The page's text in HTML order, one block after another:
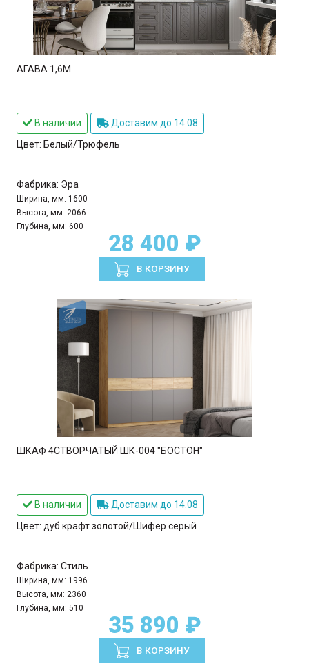
АГАВА 1,6М
В наличии
Доставим до 14.08
Цвет: Белый/Трюфель
Фабрика: Эра
Ширина, мм: 1600
Высота, мм: 2066
Глубина, мм: 600
28 400 ₽
В КОРЗИНУ
ШКАФ 4СТВОРЧАТЫЙ ШК-004 "БОСТОН"
В наличии
Доставим до 14.08
Цвет: дуб крафт золотой/Шифер серый
Фабрика: Стиль
Ширина, мм: 1996
Высота, мм: 2360
Глубина, мм: 510
35 890 ₽
В КОРЗИНУ